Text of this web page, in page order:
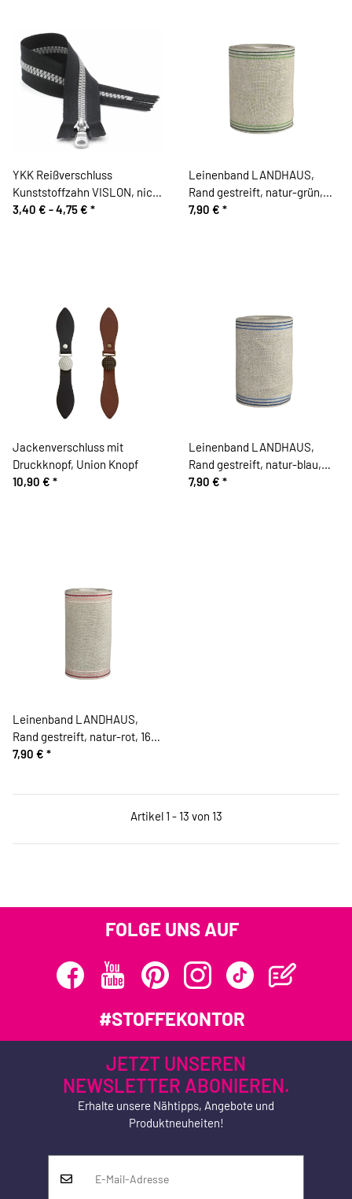
YKK Reißverschluss
Kunststoffzahn VISLON, nicht
teilbar, schwarz-silber
3,40 € -4,75 € *
Leinenband LANDHAUS,
Rand gestreift, natur-grün,
160 mm, Vaupel & Heilenbeck
7,90 € *
Jackenverschluss mit
Druckknopf, Union Knopf
10,90 € *
Leinenband LANDHAUS,
Rand gestreift, natur-blau,
160 mm, Vaupel & Heilenbeck
7,90 € *
Leinenband LANDHAUS,
Rand gestreift, natur-rot, 160
mm, Vaupel & Heilenbeck
7,90 € *
Artikel 1 - 13 von 13
FOLGE UNS AUF
#STOFFEKONTOR
JETZT UNSEREN
NEWSLETTER ABONIEREN.
Erhalte unsere Nähtipps, Angebote und
Produktneuheiten!